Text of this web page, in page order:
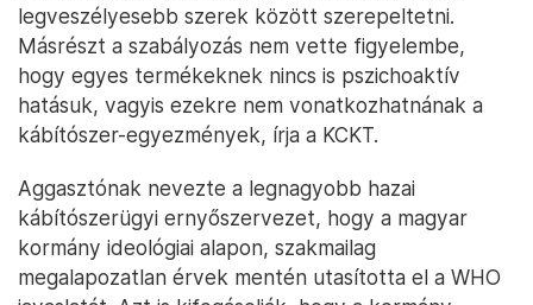
legveszélyesebb szerek között szerepeltetni.
Másrészt a szabályozás nem vette figyelembe,
hogy egyes termékeknek nincs is pszichoaktív
hatásuk, vagyis ezekre nem vonatkozhatnának a
kábítószer-egyezmények, írja a KCKT.
Aggasztónak nevezte a legnagyobb hazai
kábítószerügyi ernyőszervezet, hogy a magyar
kormány ideológiai alapon, szakmailag
megalapozatlan érvek mentén utasította el a WHO